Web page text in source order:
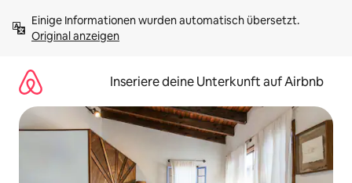
Inhalten
springenOriginal anzeigen
Inseriere deine Unterkunft auf Airbnb